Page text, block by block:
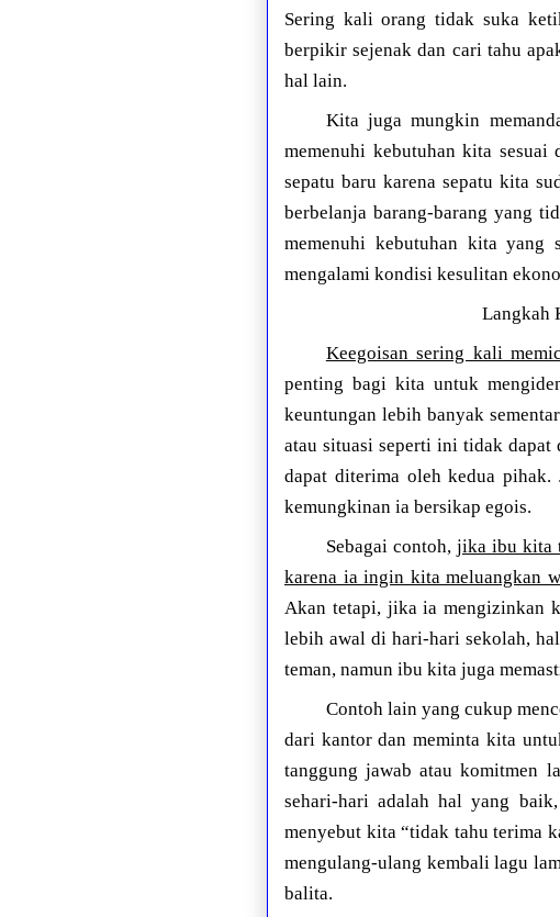
Sering kali orang tidak suka
berpikir sejenak dan cari tahu
hal lain.
Kita juga mungkin
memenuhi kebutuhan kita
sepatu baru karena sepatu kita
berbelanja barang-barang yang
memenuhi kebutuhan kita yang
mengalami kondisi kesulitan
Langkah
Keegoisan sering kali
penting bagi kita untuk
keuntungan lebih banyak
atau situasi seperti ini tidak dapat
dapat diterima oleh kedua
kemungkinan ia bersikap egois.
Sebagai contoh, jika ibu kita
karena ia ingin kita meluangkan
Akan tetapi, jika ia mengizinkan
lebih awal di hari-hari sekolah,
teman, namun ibu kita juga
Contoh lain yang cukup
dari kantor dan meminta kita
tanggung jawab atau komitmen
sehari-hari adalah hal yang
menyebut kita “tidak tahu terima
mengulang-ulang kembali lagu
balita.